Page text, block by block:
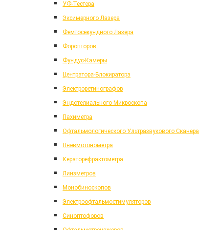
УФ-Тестера
Эксимерного Лазера
Фемтосекундного Лазера
Форопторов
Фундус-Камеры
Центратора-Блокиратора
Электроретинографов
Эндотелиального Микроскопа
Пахиметра
Офтальмологического Ультразвукового Сканера
Пневмотонометра
Кераторефрактометра
Линзметров
Монобиноскопов
Электроофтальмостимуляторов
Синоптофоров